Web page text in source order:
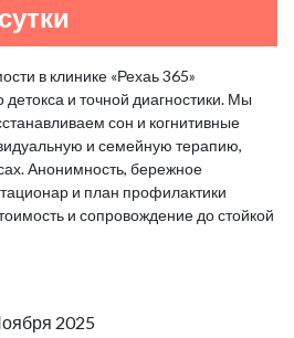
в клинике «Рехаь 365»
детокса и точной диагностики. Мы
сон и когнитивные
и семейную терапию,
Анонимность, бережное
и план профилактики
и сопровождение до стойкой
2025